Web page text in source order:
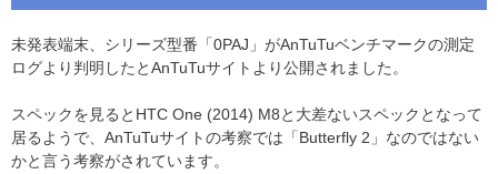
未発表端末、シリーズ型番「0PAJ」がAnTuTuベンチマークの測定
ログより判明したとAnTuTuサイトより公開されました。
スペックを見るとHTC One (2014) M8と大差ないスペックとなって
居るようで、AnTuTuサイトの考察では「Butterfly 2」なのではない
かと言う考察がされています。